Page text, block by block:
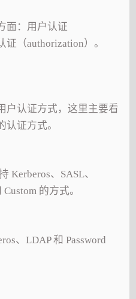
面：用户认证
证（authorization）。
户认证方式，这里主要看
证方式。
Kerberos、SASL、
的方式。
、LDAP 和 Password